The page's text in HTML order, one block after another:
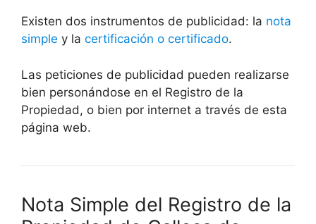
Existen dos instrumentos de publicidad: la nota
simple y la certificación o certificado.
Las peticiones de publicidad pueden realizarse
bien personándose en el Registro de la
Propiedad, o bien por internet a través de esta
página web.
Nota Simple del Registro de la